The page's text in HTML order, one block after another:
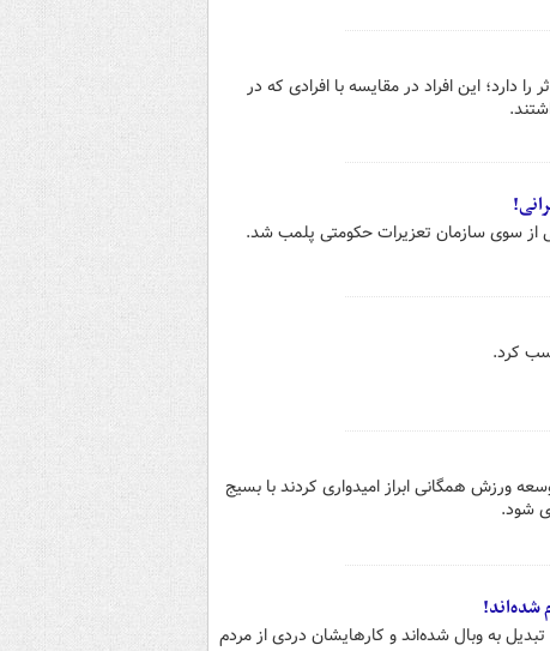
این افراد در مقایسه با افرادی که در
از سوی سازمان تعزیرات حکومتی پلمب شد.
کرد.
ورزش همگانی ابراز امیدواری کردند با بسیج
شود.
شده‌اند!
به وبال شده‌اند و کارهایشان دردی از مردم